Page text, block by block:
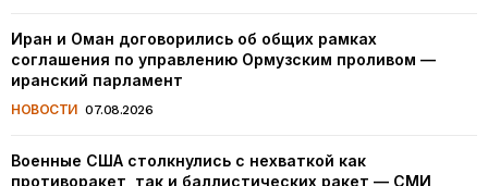
Иран и Оман договорились об общих рамках
соглашения по управлению Ормузским проливом —
иранский парламент
НОВОСТИ 07.08.2026
Военные США столкнулись с нехваткой как
противоракет, так и баллистических ракет — СМИ